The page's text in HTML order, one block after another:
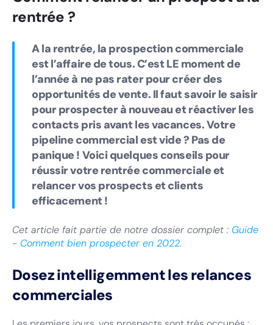
rentrée ?
A la rentrée, la prospection commerciale
est l’affaire de tous. C’est LE moment de
l’année à ne pas rater pour créer des
opportunités de vente. Il faut savoir le saisir
pour prospecter à nouveau et réactiver les
contacts pris avant les vacances. Votre
pipeline commercial est vide ? Pas de
panique ! Voici quelques conseils pour
réussir votre rentrée commerciale et
relancer vos prospects et clients
efficacement !
Cet article fait partie de notre dossier complet : Guide
- Comment bien prospecter en 2022.
Dosez intelligemment les relances
commerciales